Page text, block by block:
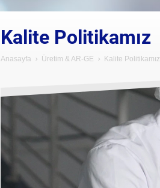
Kalite Politikamız
Anasayfa Üretim & AR-GE Kalite Politikamız